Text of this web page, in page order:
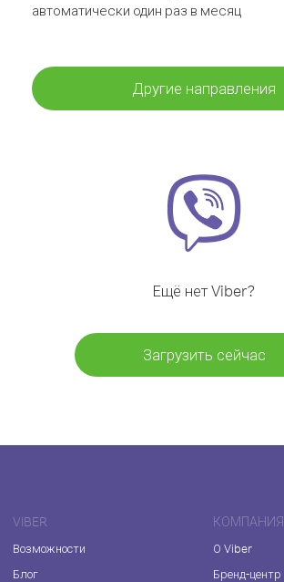
автоматически один раз в месяц
Другие направления
Ещё нет Viber?
Загрузить сейчас
VIBER
Возможности
Блог
КОМПАНИЯ
О Viber
Бренд-центр